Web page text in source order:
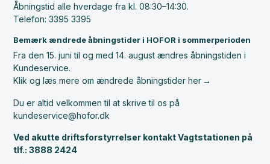
Åbningstid alle hverdage fra kl. 08:30–14:30.
Telefon: 3395 3395
Bemærk ændrede åbningstider i HOFOR i sommerperioden
Fra den 15. juni til og med 14. august ændres åbningstiden i
Kundeservice.
Klik og læs mere om ændrede åbningstider her
Du er altid velkommen til at skrive til os på
kundeservice@hofor.dk
Ved akutte driftsforstyrrelser kontakt Vagtstationen på
tlf.: 3888 2424